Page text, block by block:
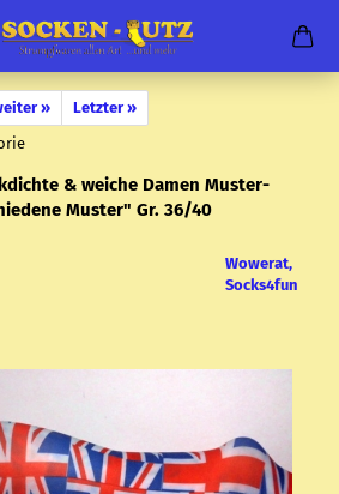
»
Letzter »
& wei­che Damen Mus­ter­
Mus­ter" Gr. 36/40
Wowerat,
Socks4fun